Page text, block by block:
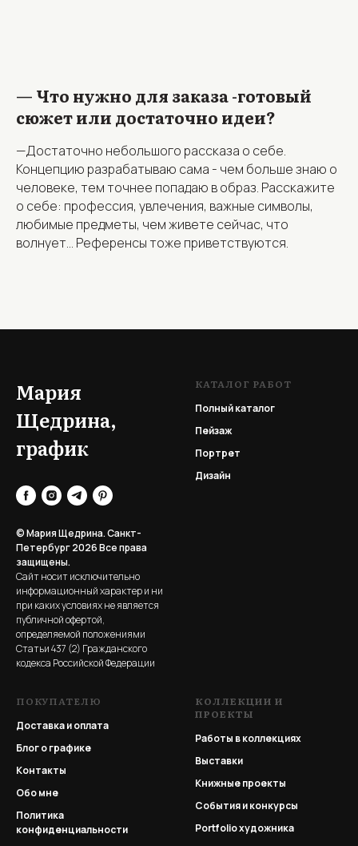
— Что нужно для заказа -готовый
сюжет или достаточно идеи?
—Достаточно небольшого рассказа о себе.
Концепцию разрабатываю сама - чем больше знаю о
человеке, тем точнее попадаю в образ. Расскажите
о себе: профессия, увлечения, важные символы,
любимые предметы, чем живете сейчас, что
волнует... Референсы тоже приветствуются.
Мария
Щедрина,
график
© Мария Щедрина. Санкт-
Петербург 2026Все права
защищены.
Сайт носит исключительно
информационный характер и ни
при каких условиях не является
публичной офертой,
определяемой положениями
Статьи 437 (2) Гражданского
кодекса Российской Федерации
КАТАЛОГ РАБОТ
Полный каталог
Пейзаж
Портрет
Дизайн
ПОКУПАТЕЛЮ
Доставка и оплата
Блог о графике
Контакты
Обо мне
Политика
конфиденциальности
КОЛЛЕКЦИИ И
ПРОЕКТЫ
Работы в коллекциях
Выставки
Книжные проекты
События и конкурсы
Portfolioхудожника